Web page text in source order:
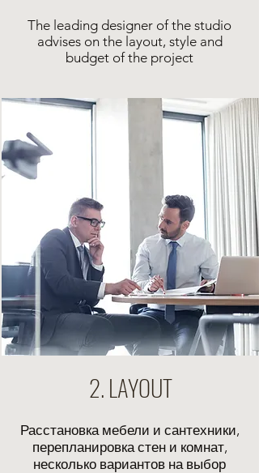
The leading designer of the studio
advises on the layout, style and
budget of the project
2. LAYOUT
Расстановка мебели и сантехники,
перепланировка стен и комнат,
несколько вариантов на выбор